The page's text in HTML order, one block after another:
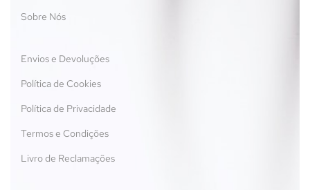
Sobre Nós
Envios e Devoluções
Política de Cookies
Política de Privacidade
Termos e Condições
Livro de Reclamações